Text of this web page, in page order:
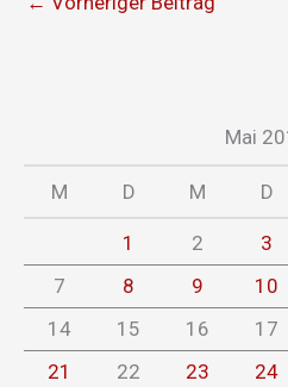
Mai
M D M D
1 2 3
7
8 9 10
14
15 16 17
21
22 23 24